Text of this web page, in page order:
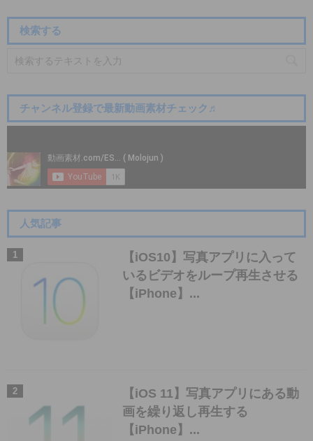
検索する
チャンネル登録で最新動画素材チェック♬
人気記事
【iOS10】写真アプリに入って
いるビデオをループ再生させる
【iPhone】...
【iOS 11】写真アプリにある動
画を繰り返し再生する
【iPhone】...